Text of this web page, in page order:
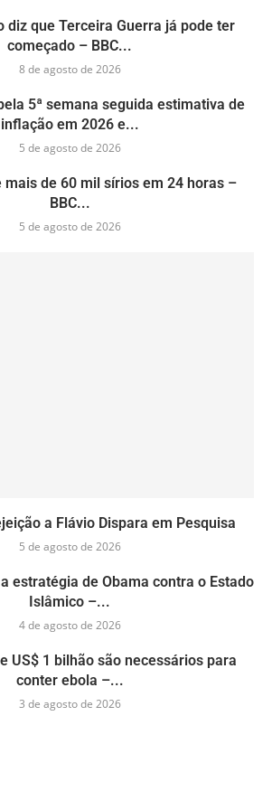
diz que Terceira Guerra já pode ter
começado – BBC...
8 de agosto de 2026
5ª semana seguida estimativa de
inflação em 2026 e...
5 de agosto de 2026
mais de 60 mil sírios em 24 horas –
BBC...
5 de agosto de 2026
a Flávio Dispara em Pesquisa
5 de agosto de 2026
estratégia de Obama contra o Estado
Islâmico –...
4 de agosto de 2026
US$ 1 bilhão são necessários para
conter ebola –...
3 de agosto de 2026